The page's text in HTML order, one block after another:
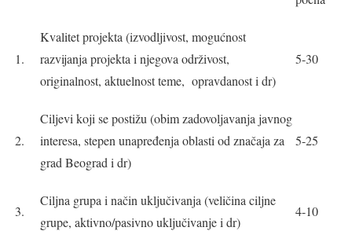
1.
Kvalitet projekta (izvodljivost, mogućnost
razvijanja projekta i njegova održivost,
originalnost, aktuelnost teme, opravdanost i dr)
5-30
2.
Ciljevi koji se postižu (obim zadovoljavanja javnog
interesa, stepen unapređenja oblasti od značaja za
grad Beograd i dr)
5-25
3.
Ciljna grupa i način uključivanja (veličina ciljne
grupe, aktivno/pasivno uključivanje i dr)
4-10